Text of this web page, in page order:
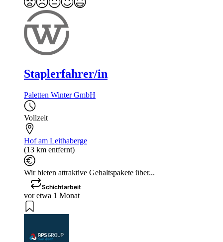
Staplerfahrer/in
Paletten Winter GmbH
Vollzeit
Hof am Leithaberge
(13 km entfernt)
Wir bieten attraktive Gehaltspakete über...
Schichtarbeit
vor etwa 1 Monat